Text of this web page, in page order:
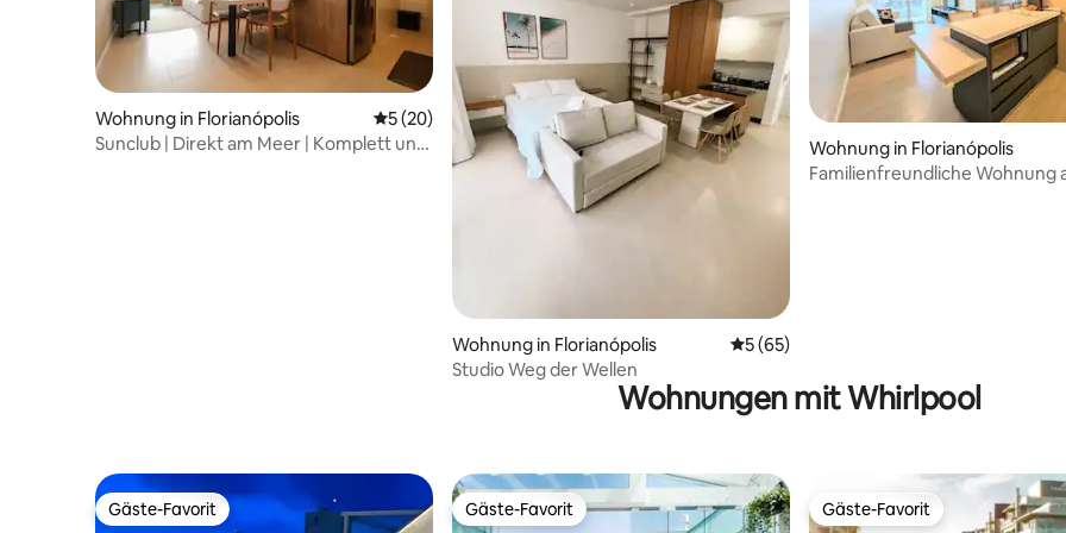
Wohnung in Florianópolis Durchschnittliche Bewertung: 5 von 5, 20 Bewertungen
5 (20)
Sunclub | Direkt am Meer | Komplett und
Wohnung in Florianópolis Durchschnittliche Bewertung: 5 von 5,
5 (65)
Studio Weg der Wellen
Wohnung in Florianópolis
Familienfreundliche Wohnung
Wohnungen mit Whirlpool
Gäste-Favorit
Gäste-Favorit Gäste-Favorit
Gäste-Favorit Gäste-Favorit
Gäste-Favorit